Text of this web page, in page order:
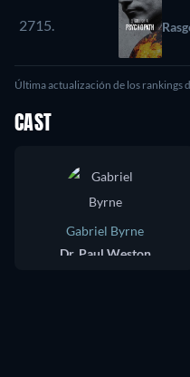
2715.
Última actualización de los rankings
CAST
Gabriel Byrne
Dr. Paul Weston